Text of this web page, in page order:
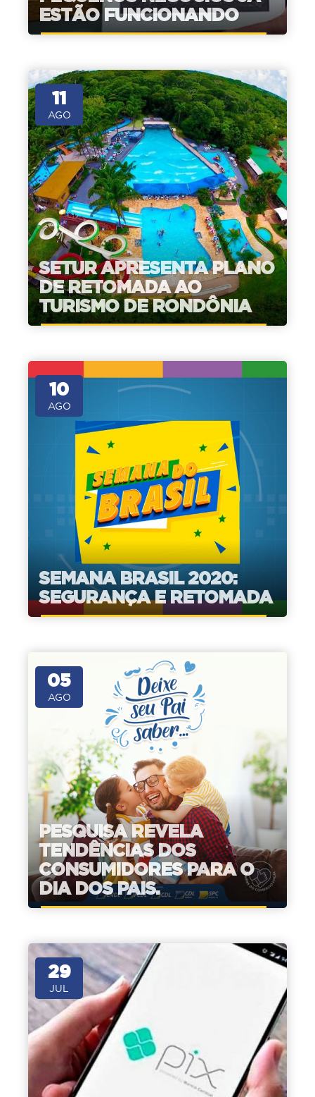
ESTÃO FUNCIONANDO
11
AGO
SETUR APRESENTA PLANO
DE RETOMADA AO
TURISMO DE RONDÔNIA
10
AGO
SEMANA BRASIL 2020:
SEGURANÇA E RETOMADA
05
AGO
PESQUISA REVELA
TENDÊNCIAS DOS
CONSUMIDORES PARA O
DIA DOS PAIS.
29
JUL